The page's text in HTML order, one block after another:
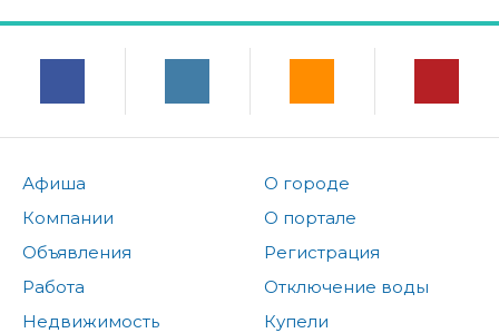
Афиша
Компании
Объявления
Работа
Недвижимость
О городе
О портале
Регистрация
Отключение воды
Купели